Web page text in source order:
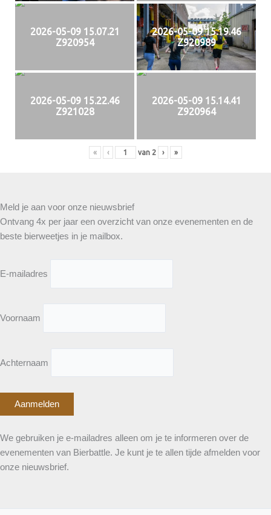
2026-05-09 15.07.21
Z920954
2026-05-09 15.19.46
Z920989
2026-05-09 15.22.46
Z921028
2026-05-09 15.14.41
Z920964
« ‹ van 2 › »
Meld je aan voor onze nieuwsbrief
Ontvang 4x per jaar een overzicht van onze evenementen en de
beste bierweetjes in je mailbox.
E-mailadres
Voornaam
Achternaam
We gebruiken je e-mailadres alleen om je te informeren over de
evenementen van Bierbattle. Je kunt je te allen tijde afmelden voor
onze nieuwsbrief.